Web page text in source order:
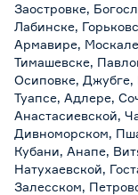
Заостровке,
Лабинске,
Армавире,
Тимашевске,
Осиповке, Джубге,
Туапсе, Адлере,
Анастасиевской,
Дивноморском,
Кубани, Анапе,
Натухаевской,
Залесском,